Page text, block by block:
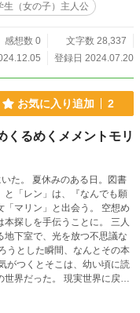
生（女の子）主人公
感想数 0
文字数 28,337
登録日 2024.07.20
お気に入り追加 2
くるめくメメントモリ
日。図書
と「レン」は、『なんでも願
「マリン」と出会う。 空想め
しを手伝うことに。 三人
下室で、光を放つ不思議な
うとした瞬間、なんとその本
現実世界に戻る
は作中の主人公のように物